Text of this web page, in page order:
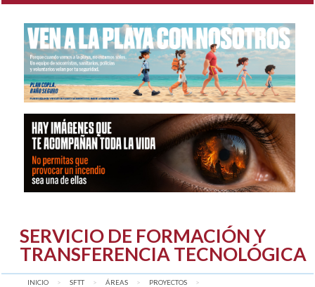
SERVICIO DE FORMACIÓN Y
TRANSFERENCIA TECNOLÓGICA
INICIO SFTT ÁREAS
PROYECTOS